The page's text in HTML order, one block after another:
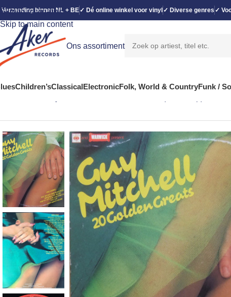
Skip to navigation
Skip to main content
binnen NL + BE✓ Dé online winkel voor vinyl ✓ Diverse genres ✓
Ons assortiment
Children’sClassicalElectronicFolk, World & CountryFunk /